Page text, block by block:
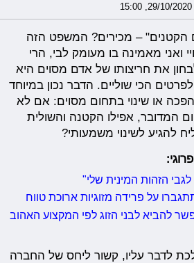
הקטנים" – מכירים? המשפט הזה
ואני מאמינה בו מעומק לבי, הרי
את חריצותו של אדם מסוים היא
הכי שוליים. הדבר נכון במיוחד
או שינוי בתחום מסוים: אם לא
המדובר, אפילו הקטנה והשולית
להגיע לשינוי משמעותי?
הזהות המינית שלי"
על פרידה מזוגיות ארוכת טווח
להביא לבני הזוג לפי המקצוע האהוב
לדבר עליו, קשור ליחס של החברה